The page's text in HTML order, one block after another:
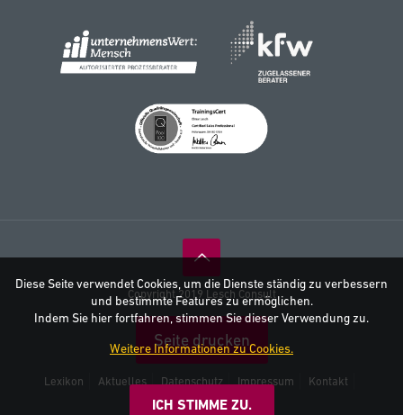
Copyright 2019 Lesch Consult
Seite drucken
Lexikon Aktuelles Datenschutz Impressum
Kontakt
AGB
Diese Seite verwendet Cookies, um die Dienste ständig zu verbessern
und bestimmte Features zu ermöglichen.
Indem Sie hier fortfahren, stimmen Sie dieser Verwendung zu.
Weitere Informationen zu Cookies.
ICH STIMME ZU.